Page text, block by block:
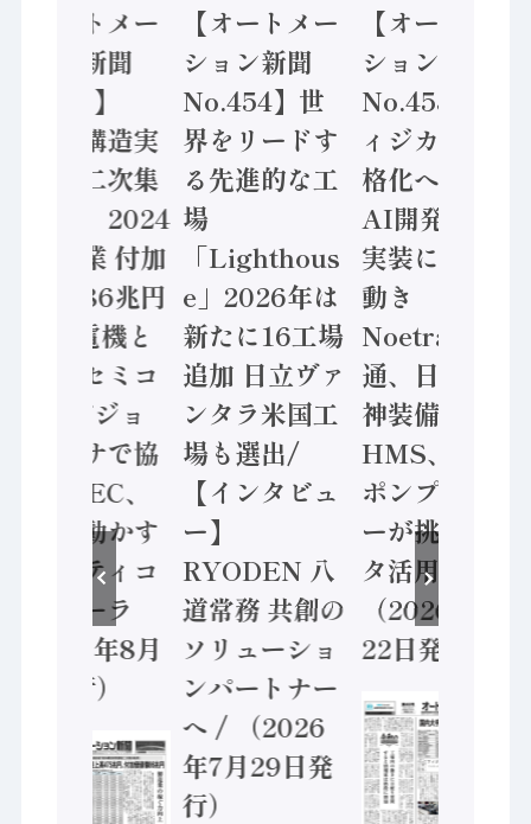
【オートメー
ション新聞
No.455】
「経済構造実
態調査二次集
計結果」2024
年製造業 付加
価値額86兆円
/ 三菱電機と
ソニーセミコ
ン AIビジョ
ンセンサで協
業 / IDEC、
安全に動かす
セーフティコ
ントローラ
（2026年8月
5日発行）
【オートメー
ション新聞
No.454】世
界をリードす
る先進的な工
場
「Lighthous
e」2026年は
新たに16工場
追加 日立ヴァ
ンタラ米国工
場も選出/
【インタビュ
ー】
RYODEN 八
道常務 共創の
ソリューショ
ンパートナー
へ / （2026
年7月29日発
行）
【オートメー
ション新聞
No.453】フ
ィジカルAI本
格化へ 国産
AI開発や社会
実装に活発な
動き
Noetra、富士
通、日立 / 兵
神装備 ×
HMS、老舗
ポンプメーカ
ーが挑むデー
タ活用 など
（2026年7月
22日発行）